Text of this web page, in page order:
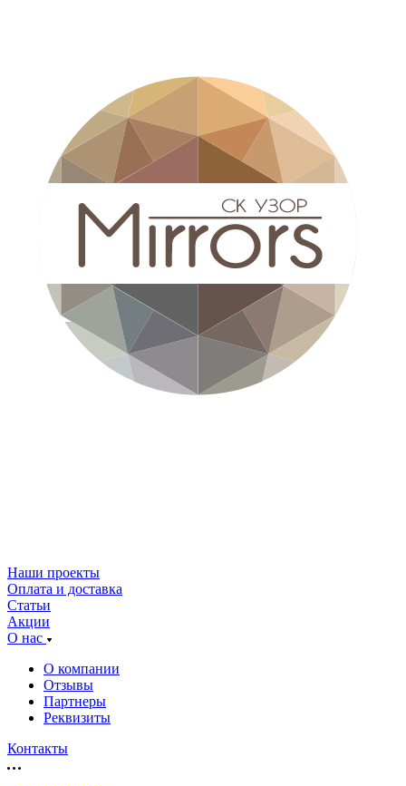
Наши проекты
Оплата и доставка
Статьи
Акции
О нас
О компании
Отзывы
Партнеры
Реквизиты
Контакты